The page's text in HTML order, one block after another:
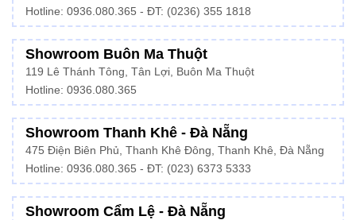
Hotline: 0936.080.365 - ĐT: (0236) 355 1818
Showroom Buôn Ma Thuột
119 Lê Thánh Tông, Tân Lợi, Buôn Ma Thuột
Hotline: 0936.080.365
Showroom Thanh Khê - Đà Nẵng
475 Điện Biên Phủ, Thanh Khê Đông, Thanh Khê, Đà Nẵng
Hotline: 0936.080.365 - ĐT: (023) 6373 5333
Showroom Cẩm Lệ - Đà Nẵng